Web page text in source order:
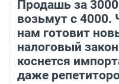
Продашь за
возьмут с 4000.
нам готовит
налоговый
коснется
даже